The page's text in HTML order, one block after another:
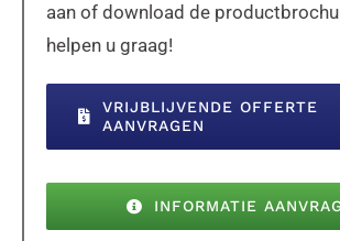
aan of download de
helpen u graag!
VRIJBLIJVENDE OFFERTE
AANVRAGEN
INFORMATIE